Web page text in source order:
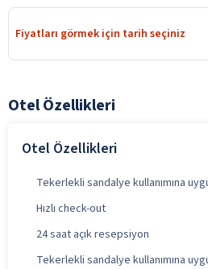
Fiyatları görmek için tarih seçiniz
Otel Özellikleri
Otel Özellikleri
Tekerlekli sandalye kullanımına
Hızlı check-out
24 saat açık resepsiyon
Tekerlekli sandalye kullanımına